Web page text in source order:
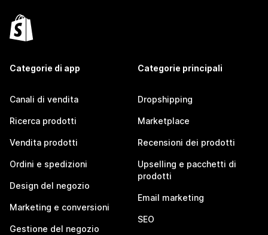
Categorie di app
Canali di vendita
Ricerca prodotti
Vendita prodotti
Ordini e spedizioni
Design del negozio
Marketing e conversioni
Gestione del negozio
Categorie principali
Dropshipping
Marketplace
Recensioni dei prodotti
Upselling e pacchetti di
prodotti
Email marketing
SEO